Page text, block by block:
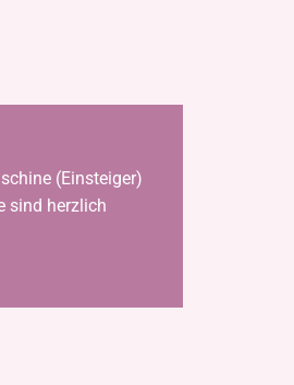
(Einsteiger)
sind herzlich